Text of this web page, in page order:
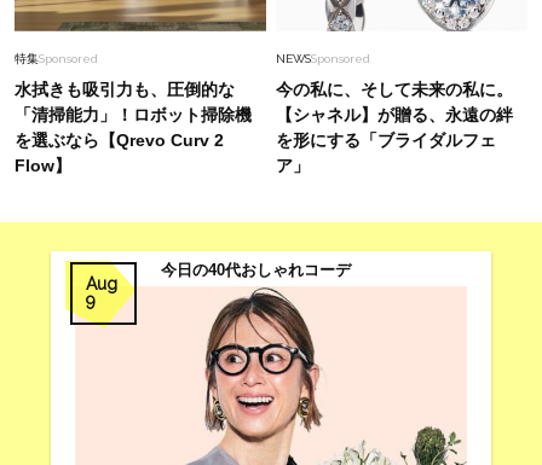
【3万円以下】40代の「通勤バッグ」はハイブラ
より“今っぽ”が垢抜ける！スタイリスト推し４選
特集Sponsored
水拭きも吸引力も、圧倒的な
「清掃能力」！ロボット掃除機
を選ぶなら【Qrevo Curv 2
Flow】
NEWSSponsored
今の私に、そして未来の私に。
【シャネル】が贈る、永遠の絆
を形にする「ブライダルフェ
ア」
Aug
9
今日の40代おしゃれコーデ